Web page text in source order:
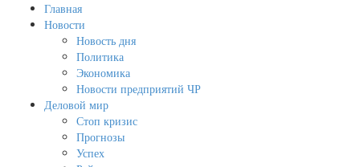
Главная
Новости
Новость дня
Политика
Экономика
Новости предприятий ЧР
Деловой мир
Стоп кризис
Прогнозы
Успех